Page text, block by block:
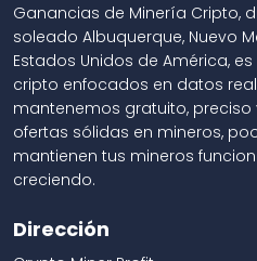
Ganancias de Minería Cripto,
soleado Albuquerque, Nuevo
Estados Unidos de América,
cripto enfocados en datos
mantenemos gratuito, preciso
ofertas sólidas en mineros,
mantienen tus mineros
creciendo.
Dirección